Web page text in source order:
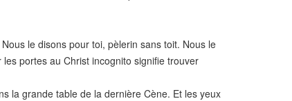
le disons pour toi, pèlerin sans toit. Nous le
portes au Christ incognito signifie trouver
la grande table de la dernière Cène. Et les yeux